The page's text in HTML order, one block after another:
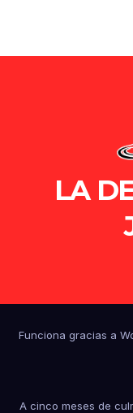
LA
Funciona gracias a
A cinco meses de